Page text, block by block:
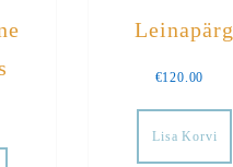
Leinapärg
€120.00
Lisa Korvi